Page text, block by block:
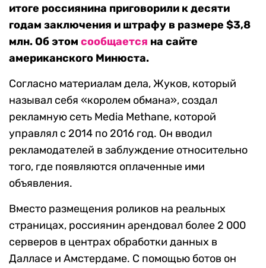
итоге россиянина приговорили к десяти
годам заключения и штрафу в размере $3,8
млн. Об этом сообщается на сайте
американского Минюста.
Согласно материалам дела, Жуков, который
называл себя «королем обмана», создал
рекламную сеть Media Methane, которой
управлял с 2014 по 2016 год. Он вводил
рекламодателей в заблуждение относительно
того, где появляются оплаченные ими
объявления.
Вместо размещения роликов на реальных
страницах, россиянин арендовал более 2 000
серверов в центрах обработки данных в
Далласе и Амстердаме. С помощью ботов он